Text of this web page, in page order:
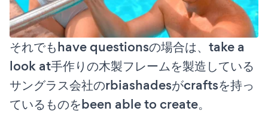
それでもhave questionsの場合は、take a
look at手作りの木製フレームを製造している
サングラス会社のrbiashadesがcraftsを持っ
ているものをbeen able to create。